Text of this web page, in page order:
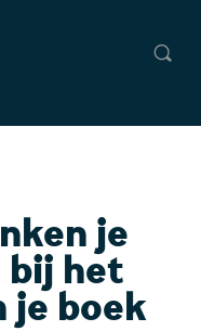
je
het
je boek